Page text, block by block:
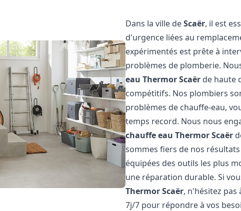
Dans la ville deScaër, il est
d'urgence liées au
expérimentés est prête à
problèmes de plomberie.
eau ThermorScaër de haute
compétitifs. Nos plombiers
problèmes de chauffe-eau,
temps record. Nous nous
chauffe eau ThermorScaër
sommes fiers de nos
équipées des outils les plus
une réparation durable. Si
ThermorScaër, n'hésitez pas
7j/7 pour répondre à vos